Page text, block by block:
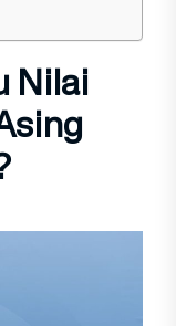
Nilai